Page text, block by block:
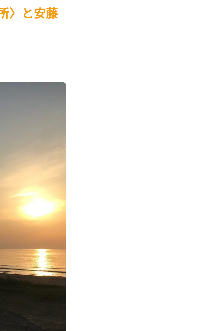
〉と安藤